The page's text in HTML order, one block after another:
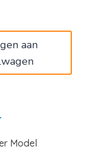
aan
Model